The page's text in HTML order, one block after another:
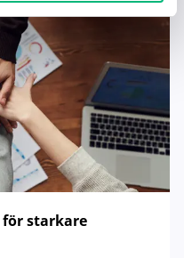
starkare